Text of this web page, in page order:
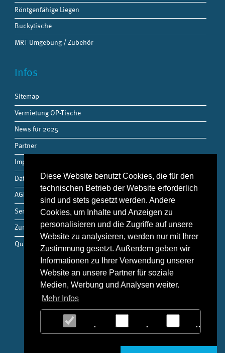
Diese Website benutzt Cookies, die für den
technischen Betrieb der Website erforderlich
sind und stets gesetzt werden. Andere
Cookies, um Inhalte und Anzeigen zu
personalisieren und die Zugriffe auf unsere
Website zu analysieren, werden nur mit Ihrer
Zustimmung gesetzt. Außerdem geben wir
Informationen zu Ihrer Verwendung unserer
Website an unsere Partner für soziale
Medien, Werbung und Analysen weiter.
Mehr Infos
Notwendig Statistiken
Röntgenfähige Liegen
Buckytische
MRT Umgebung / Zubehör
Infos
Sitemap
Vermietung OP-Tische
News für 2025
Partner
Impressum
Datenschutz
AGB
Service
Zum Shop
Qualitätsmanagement
Kontakt
Hohlweg 24
Tel:0451 49 94 256
Fax:0451 49 94 157